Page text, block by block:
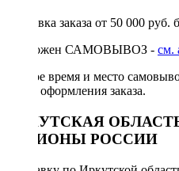
Доставка заказа от 50 000 руб.
Возможен САМОВЫВОЗ - см.
Точное время и место
после оформления заказа.
ИРКУТСКАЯ
РЕГИОНЫ РОССИИ